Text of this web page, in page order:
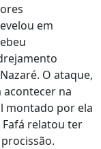
em
O ataque,
na
montado por ela
relatou ter